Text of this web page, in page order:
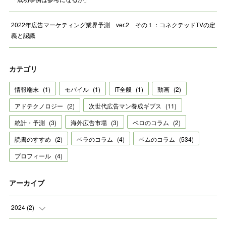
2022年広告マーケティング業界予測 ver.2 その１：コネクテッドTVの定
義と認識
カテゴリ
情報端末 (1) モバイル (1) IT全般 (1) 動画 (2)
アドテクノロジー (2) 次世代広告マン養成ギブス (11)
統計・予測 (3) 海外広告市場 (3) ベロのコラム (2)
読書のすすめ (2) ベラのコラム (4) ベムのコラム (534)
プロフィール (4)
アーカイブ
2024 (2)